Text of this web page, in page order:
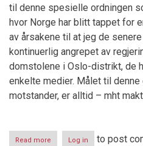
til denne spesielle ordningen
hvor Norge har blitt tappet for
av årsakene til at jeg de
kontinuerlig angrepet av
domstolene i Oslo-distrikt, de
enkelte medier. Målet til denne
motstander, er alltid – mht
Read more Log in to post